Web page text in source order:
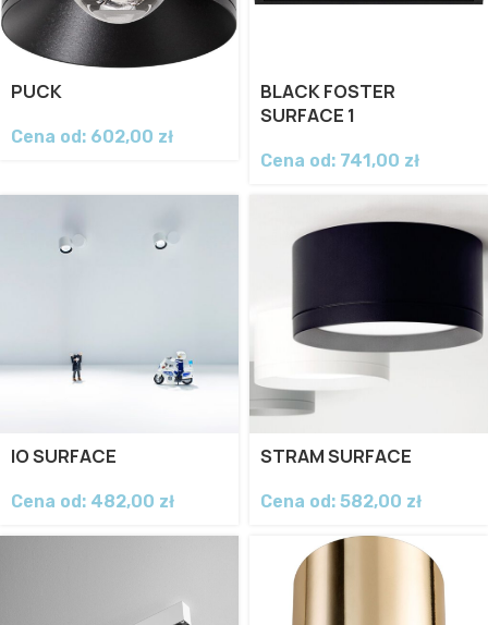
PUCK
Cena od: 602,00 zł
BLACK FOSTER
SURFACE 1
Cena od: 741,00 zł
IO SURFACE
Cena od: 482,00 zł
STRAM SURFACE
Cena od: 582,00 zł